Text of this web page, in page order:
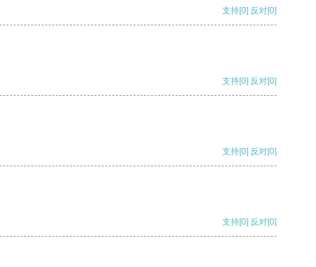
支持[0] 反对[0]
支持[0] 反对[0]
支持[0] 反对[0]
支持[0] 反对[0]